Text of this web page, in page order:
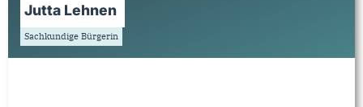
Jutta Lehnen
Sachkundige Bürgerin